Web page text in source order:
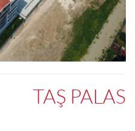
TAŞ PALAS